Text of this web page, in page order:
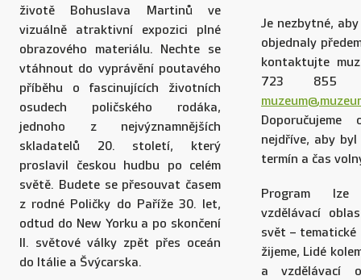
životě Bohuslava Martinů ve
vizuálně atraktivní expozici plné
obrazového materiálu. Nechte se
vtáhnout do vyprávění poutavého
příběhu o fascinujících životních
osudech poličského rodáka,
jednoho z nejvýznamnějších
skladatelů 20. století, který
proslavil českou hudbu po celém
světě. Budete se přesouvat časem
z rodné Poličky do Paříže 30. let,
odtud do New Yorku a po skončení
II. světové války zpět přes oceán
do Itálie a Švýcarska.
Je nezbytné,
objednaly
kontaktujte
723 855
nejdříve, aby byl
termín a čas
Program
vzdělávací
svět –
žijeme, Lidé
a vzdělávací